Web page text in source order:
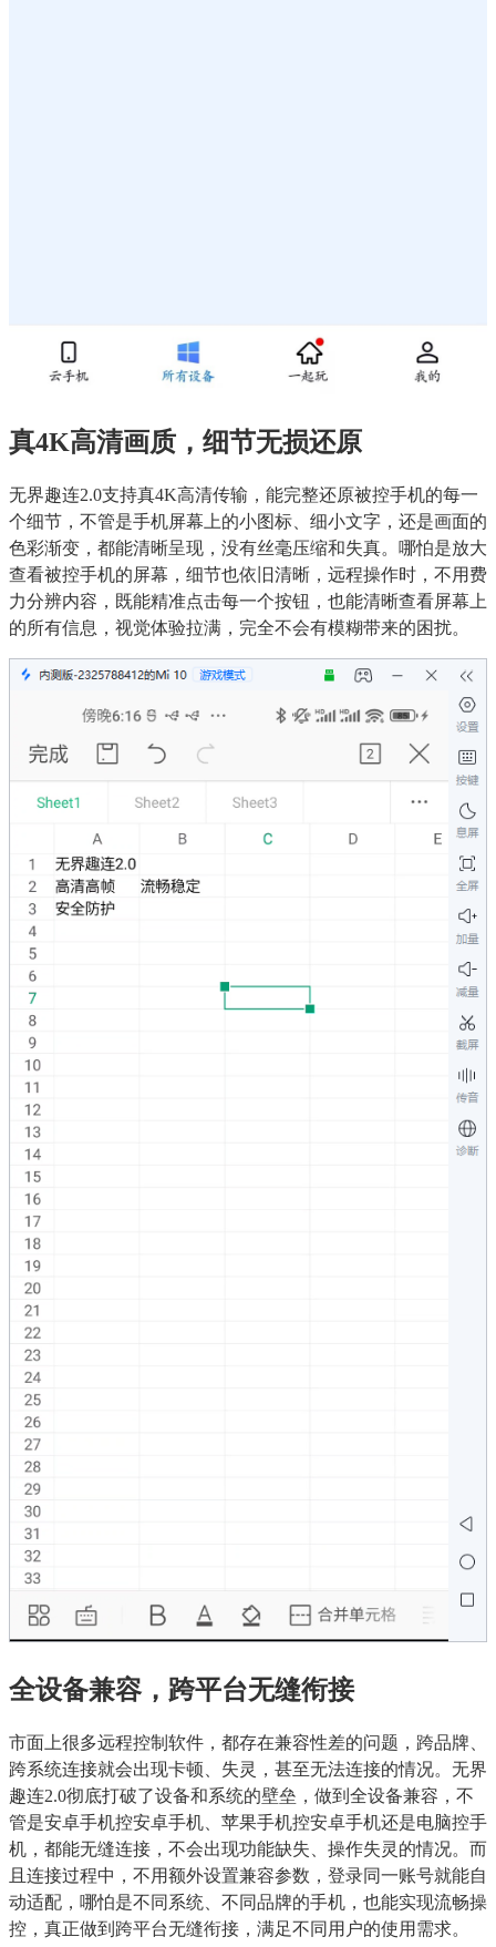
真4K高清画质，细节无损还原
无界趣连2.0支持真4K高清传输，能完整还原被控手机的每一
个细节，不管是手机屏幕上的小图标、细小文字，还是画面的
色彩渐变，都能清晰呈现，没有丝毫压缩和失真。哪怕是放大
查看被控手机的屏幕，细节也依旧清晰，远程操作时，不用费
力分辨内容，既能精准点击每一个按钮，也能清晰查看屏幕上
的所有信息，视觉体验拉满，完全不会有模糊带来的困扰。
全设备兼容，跨平台无缝衔接
市面上很多远程控制软件，都存在兼容性差的问题，跨品牌、
跨系统连接就会出现卡顿、失灵，甚至无法连接的情况。无界
趣连2.0彻底打破了设备和系统的壁垒，做到全设备兼容，不
管是安卓手机控安卓手机、苹果手机控安卓手机还是电脑控手
机，都能无缝连接，不会出现功能缺失、操作失灵的情况。而
且连接过程中，不用额外设置兼容参数，登录同一账号就能自
动适配，哪怕是不同系统、不同品牌的手机，也能实现流畅操
控，真正做到跨平台无缝衔接，满足不同用户的使用需求。